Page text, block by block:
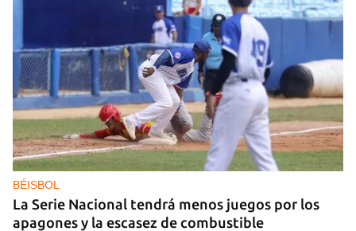
GAS
Los puntos de ProGas vuelven a cerrar en La
Habana tras agotarse las balitas de gas en
dólares
BÉISBOL
La Serie Nacional tendrá menos juegos por los
apagones y la escasez de combustible